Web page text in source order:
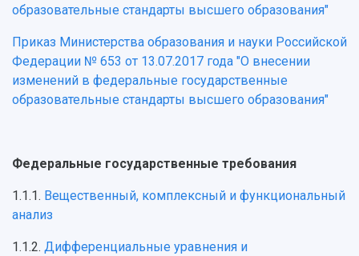
образовательные стандарты высшего образования"
Приказ Министерства образования и науки Российской
Федерации № 653 от 13.07.2017 года "О внесении
изменений в федеральные государственные
образовательные стандарты высшего образования"
Федеральные государственные требования
1.1.1. Вещественный, комплексный и функциональный
анализ
1.1.2. Дифференциальные уравнения и